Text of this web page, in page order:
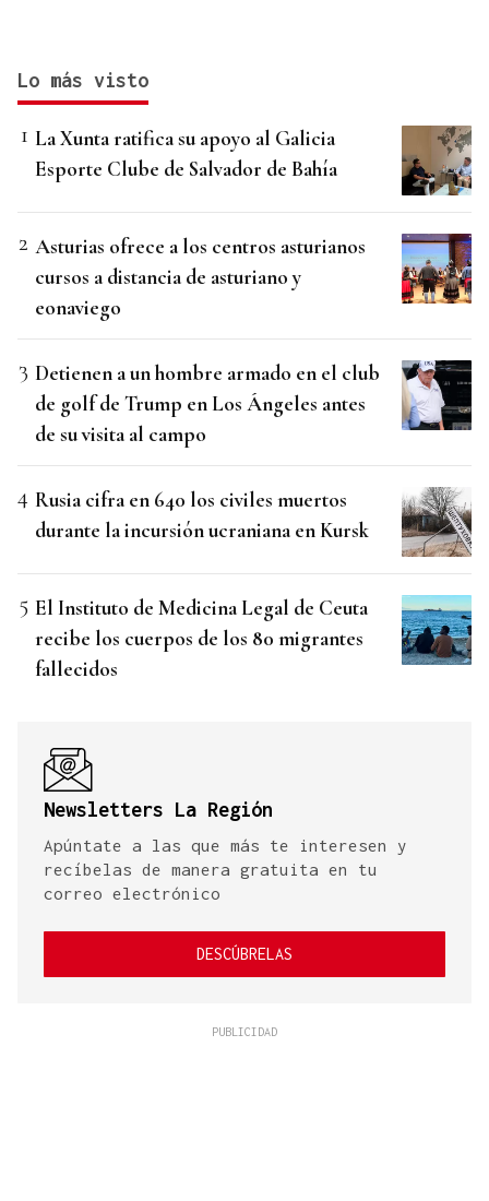
Lo más visto
La Xunta ratifica su apoyo al Galicia
Esporte Clube de Salvador de Bahía
Asturias ofrece a los centros asturianos
cursos a distancia de asturiano y
eonaviego
Detienen a un hombre armado en el club
de golf de Trump en Los Ángeles antes
de su visita al campo
Rusia cifra en 640 los civiles muertos
durante la incursión ucraniana en Kursk
El Instituto de Medicina Legal de Ceuta
recibe los cuerpos de los 80 migrantes
fallecidos
Newsletters La Región
Apúntate a las que más te interesen y
recíbelas de manera gratuita en tu
correo electrónico
DESCÚBRELAS